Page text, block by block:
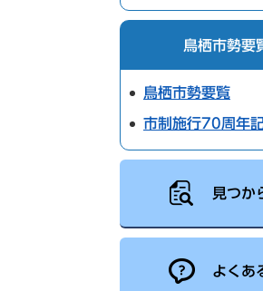
鳥栖市勢要
鳥栖市勢要覧
市制施行70周年
見つか
よくあ